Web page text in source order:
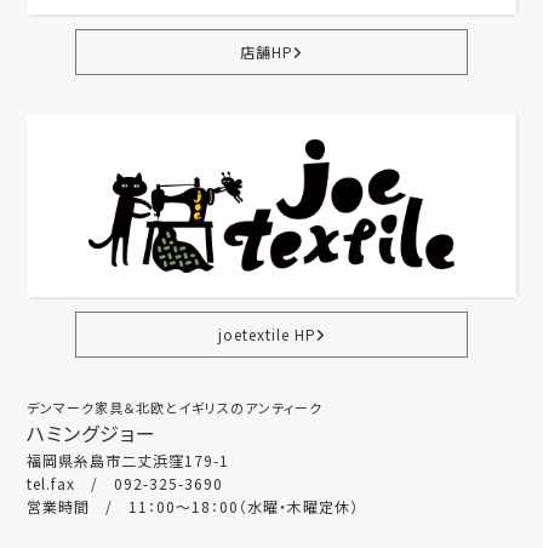
店舗HP
joetextile HP
デンマーク家具＆北欧とイギリスのアンティーク
ハミングジョー
福岡県糸島市二丈浜窪179-1
tel.fax / 092-325-3690
営業時間 / 11：00～18：00（水曜・木曜定休）